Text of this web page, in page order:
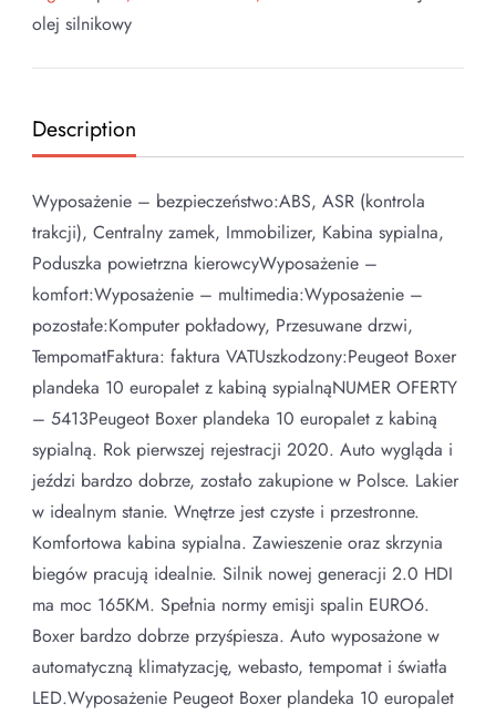
olej silnikowy
Description
Wyposażenie – bezpieczeństwo:ABS, ASR (kontrola
trakcji), Centralny zamek, Immobilizer, Kabina sypialna,
Poduszka powietrzna kierowcyWyposażenie –
komfort:Wyposażenie – multimedia:Wyposażenie –
pozostałe:Komputer pokładowy, Przesuwane drzwi,
TempomatFaktura: faktura VATUszkodzony:Peugeot Boxer
plandeka 10 europalet z kabiną sypialnąNUMER OFERTY
– 5413Peugeot Boxer plandeka 10 europalet z kabiną
sypialną. Rok pierwszej rejestracji 2020. Auto wygląda i
jeździ bardzo dobrze, zostało zakupione w Polsce. Lakier
w idealnym stanie. Wnętrze jest czyste i przestronne.
Komfortowa kabina sypialna. Zawieszenie oraz skrzynia
biegów pracują idealnie. Silnik nowej generacji 2.0 HDI
ma moc 165KM. Spełnia normy emisji spalin EURO6.
Boxer bardzo dobrze przyśpiesza. Auto wyposażone w
automatyczną klimatyzację, webasto, tempomat i światła
LED.Wyposażenie Peugeot Boxer plandeka 10 europalet